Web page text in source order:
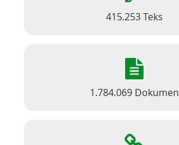
415.253 Teks
1.784.069 Dokumen